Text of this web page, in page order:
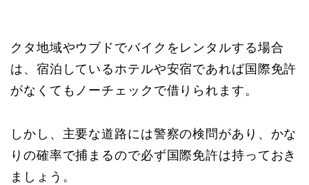
クタ地域やウブドでバイクをレンタルする場合
は、宿泊しているホテルや安宿であれば国際免許
がなくてもノーチェックで借りられます。
しかし、主要な道路には警察の検問があり、かな
りの確率で捕まるので必ず国際免許は持っておき
ましょう。